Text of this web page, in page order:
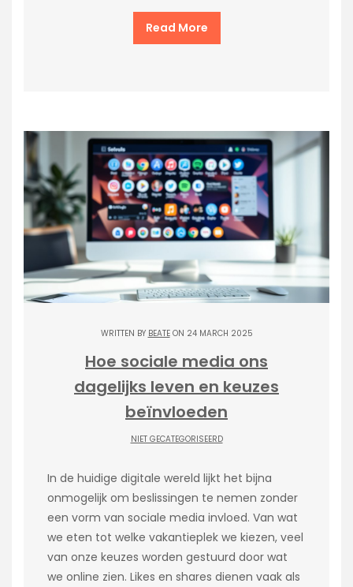
Read More
WRITTEN BY BEATEON 24 MARCH 2025
Hoe sociale media ons
dagelijks leven en keuzes
beïnvloeden
NIET GECATEGORISEERD
In de huidige digitale wereld lijkt het bijna
onmogelijk om beslissingen te nemen zonder
een vorm van sociale media invloed. Van wat
we eten tot welke vakantieplek we kiezen, veel
van onze keuzes worden gestuurd door wat
we online zien. Likes en shares dienen vaak als